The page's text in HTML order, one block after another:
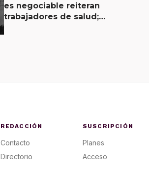
es negociable reiteran
trabajadores de salud;
REDACCIÓN
Contacto
Directorio
SUSCRIPCIÓN
Planes
Acceso